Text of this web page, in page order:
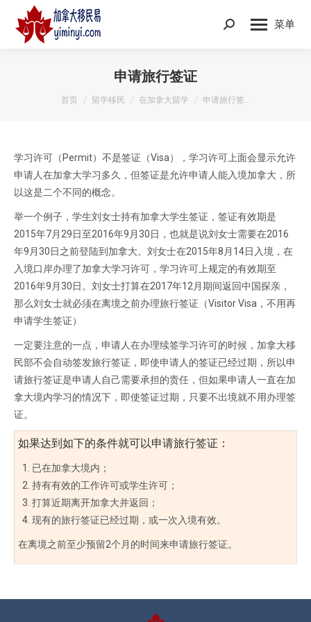
菜单
Search:
申请旅行签证
您在这里：
首页 留学移民 在加拿大留学 申请旅行签…
学习许可（Permit）不是签证（Visa），学习许可上面会显示允许
申请人在加拿大学习多久，但签证是允许申请人能入境加拿大，所
以这是二个不同的概念。
举一个例子，学生刘女士持有加拿大学生签证，签证有效期是
2015年7月29日至2016年9月30日，也就是说刘女士需要在2016
年9月30日之前登陆到加拿大。刘女士在2015年8月14日入境，在
入境口岸办理了加拿大学习许可，学习许可上规定的有效期至
2016年9月30日。刘女士打算在2017年12月期间返回中国探亲，
那么刘女士就必须在离境之前办理旅行签证（Visitor Visa，不用再
申请学生签证）
一定要注意的一点，申请人在办理续签学习许可的时候，加拿大移
民部不会自动签发旅行签证，即使申请人的签证已经过期，所以申
请旅行签证是申请人自己需要承担的责任，但如果申请人一直在加
拿大境内学习的情况下，即使签证过期，只要不出境就不用办理签
证。
如果达到如下的条件就可以申请旅行签证：
已在加拿大境内；
持有有效的工作许可或学生许可；
打算近期离开加拿大并返回；
现有的旅行签证已经过期，或一次入境有效。
在离境之前至少预留2个月的时间来申请旅行签证。